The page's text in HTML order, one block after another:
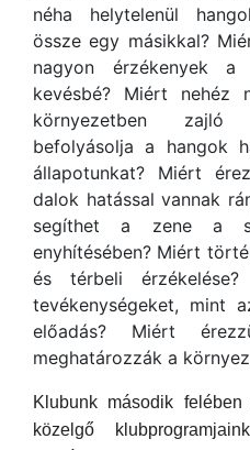
néha helytelenül
össze egy másikkal?
nagyon érzékenyek
kevésbé? Miért nehéz
környezetben zajló
befolyásolja a hangok
állapotunkat? Miért
dalok hatással vannak
segíthet a zene a
enyhítésében? Miért
és térbeli
tevékenységeket, mint
előadás? Miért
meghatározzák a
Klubunk második
közelgő